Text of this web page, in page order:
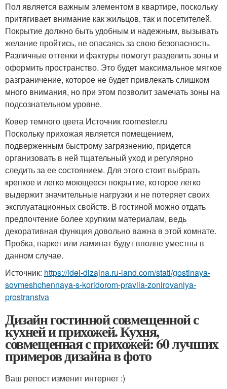
Пол является важным элементом в квартире, поскольку
притягивает внимание как жильцов, так и посетителей.
Покрытие должно быть удобным и надежным, вызывать
желание пройтись, не опасаясь за свою безопасность.
Различные оттенки и фактуры помогут разделить зоны и
оформить пространство. Это будет максимальное мягкое
разграничение, которое не будет привлекать слишком
много внимания, но при этом позволит замечать зоны на
подсознательном уровне.
Ковер темного цвета Источник roomester.ru
Поскольку прихожая является помещением,
подверженным быстрому загрязнению, придется
организовать в ней тщательный уход и регулярно
следить за ее состоянием. Для этого стоит выбрать
крепкое и легко моющееся покрытие, которое легко
выдержит значительные нагрузки и не потеряет своих
эксплуатационных свойств. В гостиной можно отдать
предпочтение более хрупким материалам, ведь
декоративная функция довольно важна в этой комнате.
Пробка, паркет или ламинат будут вполне уместны в
данном случае.
Источник: https://idei-dizajna.ru-land.com/stati/gostinaya-
sovmeshchennaya-s-koridorom-pravila-zonirovaniya-
prostranstva
Дизайн гостинной совмещенной с
кухней и прихожей. Кухня,
совмещенная с прихожей: 60 лучших
примеров дизайна в фото
Ваш репост изменит интернет :)